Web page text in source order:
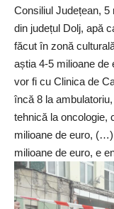
Consiliul Județean, 5
din județul Dolj, apă
făcut în zonă
aștia 4-5 milioane de
vor fi cu Clinica de
încă 8 la
tehnică la oncologie,
milioane de euro,
milioane de euro, e